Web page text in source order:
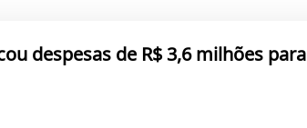
despesas de R$ 3,6 milhões para